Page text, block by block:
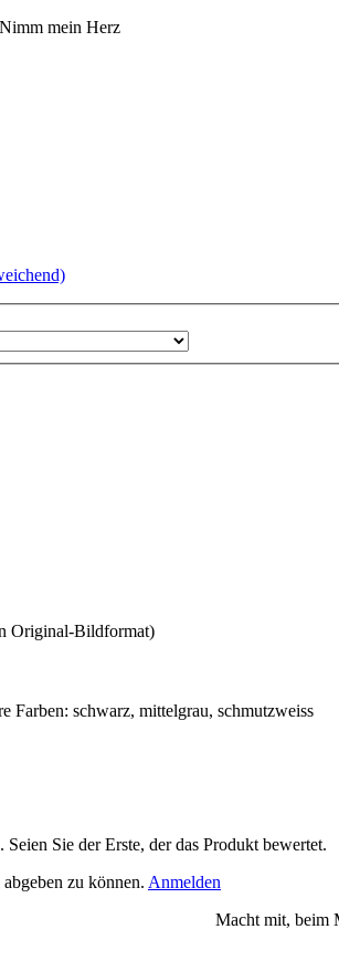
Nimm mein Herz
Original-Bildformat)
Farben: schwarz, mittelgrau, schmutzweiss
Sie der Erste, der das Produkt bewertet.
zu können. Anmelden
Macht mit, beim